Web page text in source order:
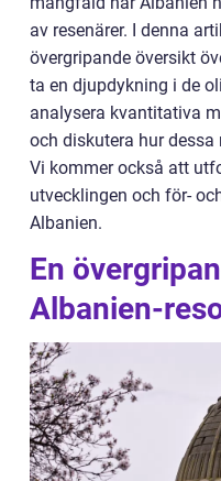
av resenärer. I denna
övergripande översikt
ta en djupdykning i de
analysera kvantitativa
och diskutera hur
Vi kommer också att
utvecklingen och för-
Albanien.
En
Albanien-